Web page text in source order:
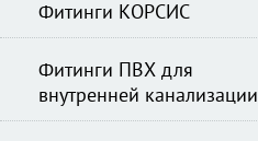
Фитинги КОРСИС
Фитинги ПВХ для
внутренней канализации